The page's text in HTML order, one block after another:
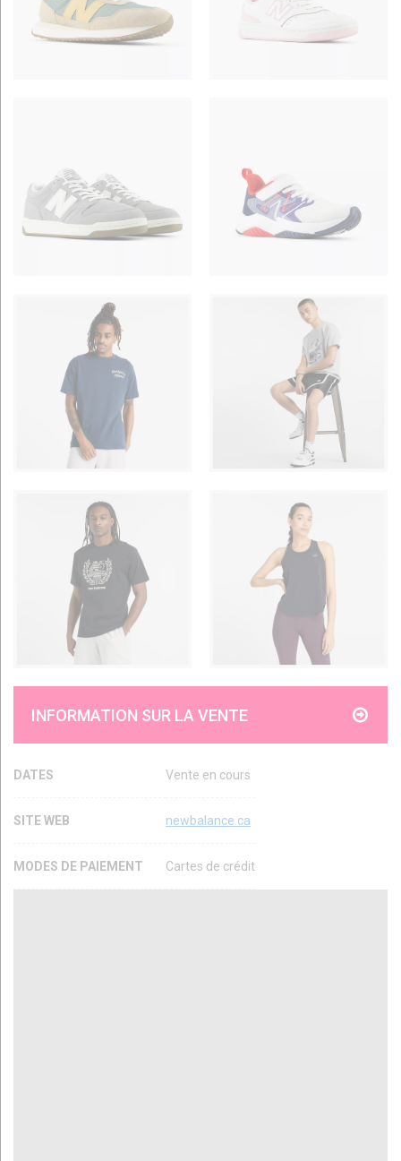
INFORMATION SUR LA VENTE
DATES Vente en cours
SITE WEB newbalance.ca
MODES DE PAIEMENT Cartes de crédit